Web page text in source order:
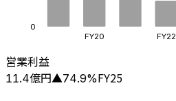
0
FY20 FY22
営業利益
11.4億円▲74.9%FY25